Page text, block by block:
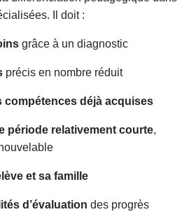
Il doit :
grâce à un diagnostic
précis en nombre réduit
compétences déjà acquises
période relativement courte,
et sa famille
d’évaluation des progrès